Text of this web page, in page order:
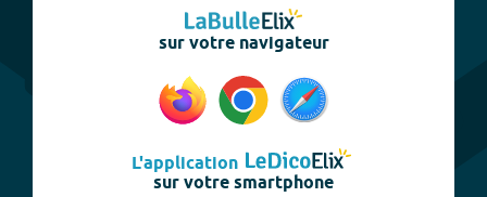
sur votre navigateur
L'application
sur votre smartphone